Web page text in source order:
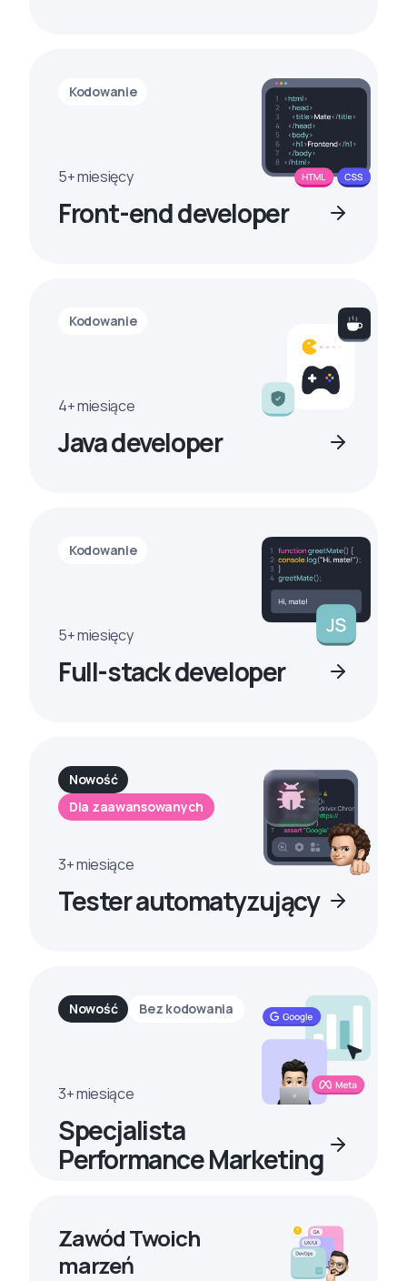
Kodowanie
5+ miesięcy
Front-end developer
Kodowanie
4+ miesiące
Java developer
Kodowanie
5+ miesięcy
Full-stack developer
Nowość
Dla zaawansowanych
3+ miesiące
Tester automatyzujący
Nowość Bez kodowania
3+ miesiące
Specjalista
Performance Marketing
Zawód Twoich
marzeń